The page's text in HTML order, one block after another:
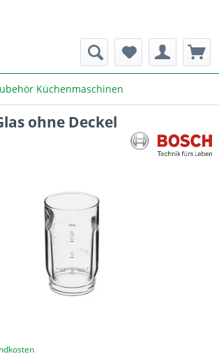
Küchenmaschinen
ohne Deckel